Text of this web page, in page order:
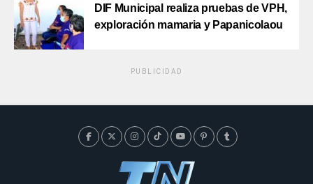
DIF Municipal realiza pruebas de VPH,
exploración mamaria y Papanicolaou
PUBLICIDAD